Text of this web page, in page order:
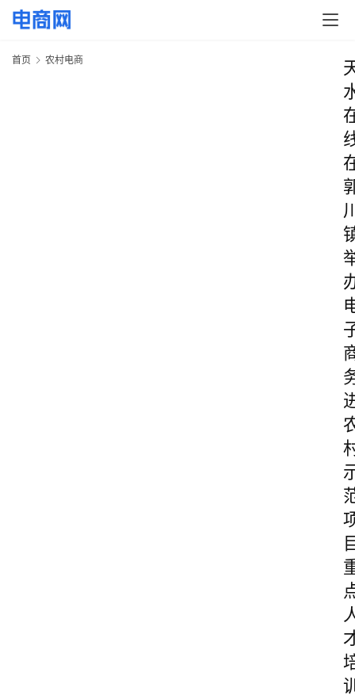
首页 农村电商